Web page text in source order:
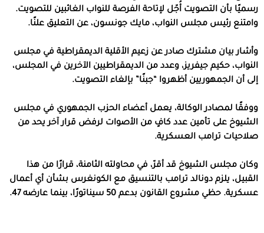
رسميًا بأن التصويت أُجّل لإتاحة الفرصة للنواب الغائبين للتصويت.
وامتنع رئيس مجلس النواب، مايك جونسون، عن التعليق علنًا.
وأشار بيان مشترك صادر عن زعيم الأقلية الديمقراطية في مجلس
النواب، حكيم جيفريز، وعدد من الديمقراطيين الآخرين في المجلس،
إلى أن الجمهوريين أظهروا “جبنًا” بإلغاء التصويت.
ووفقًا لمصادر الوكالة، يعمل أعضاء الحزب الجمهوري في مجلس
الشيوخ على تأمين عدد كافٍ من الأصوات لرفض قرار آخر يحد من
صلاحيات ترامب العسكرية.
وكان مجلس الشيوخ قد أقرّ، في محاولته الثامنة، قرارًا من هذا
القبيل، يلزم دونالد ترامب بالتنسيق مع الكونغرس بشأن أي أعمال
عسكرية. حظي مشروع القانون بدعم 50 سيناتورًا، بينما عارضه 47.